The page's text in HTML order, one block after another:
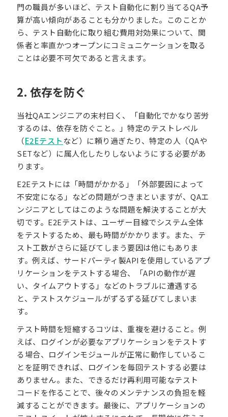
門の職員が多いほど、テスト自動化に割り当てるQA予
算が高い傾向があることも分かりました。このことか
ら、テスト自動化に取り組む費用対効果について、関
係者と率直かつオープンにコミュニケーションを取る
ことは必要不可欠であると言えます。
2. 依存を防ぐ
当社QAエンジニアの末村曰く、「自動化でかなり苦労
するのは、依存を防ぐこと。」特定のテストレベル
（E2Eテスト など）に頼り過ぎたり、特定の人（QAや
SETなど）に属人化したりしないようにする必要があ
ります。
E2Eテストには「時間がかかる」「外部要因によって
不安定になる」などの問題がつきまといますが、QAエ
ンジニアとしてはこのような問題を解決することが大
切です。E2Eテストは、ユーザー目線でシステム全体
をテストするため、最も時間がかかります。また、テ
スト工数がさらに延びてしまう要因は他にもありま
す。例えば、サードパーティ製APIを使用しているアプ
リケーションをテストする場合、「APIの動作が遅
い、タイムアウトする」などのトラブルに遭遇する
と、テストスケジュールがずるずる延びてしまいま
す。
テスト時間を短縮するコツは、重複を避けること。例
えば、ログインが必要なアプリケーションをテストす
る場合、ログインモジュールが正常に動作しているこ
とを証明できれば、ログインを毎回テストする必要は
ありません。また、できるだけ再利用可能なテスト
コードを作ることで、後々のメンテナンスの負担を軽
減することができます。最後に、アプリケーションの